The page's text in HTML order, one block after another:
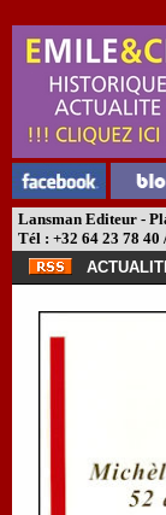
Lansman Editeur -
Tél : +32 64 23 78 40